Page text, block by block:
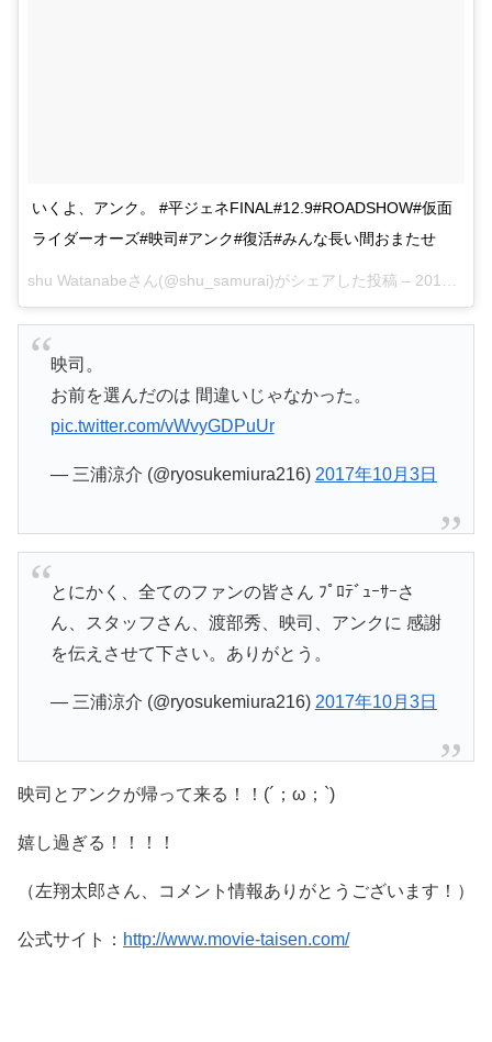
いくよ、アンク。 #平ジェネFINAL#12.9#ROADSHOW#仮面
ライダーオーズ#映司#アンク#復活#みんな長い間おまたせ
shu Watanabeさん(@shu_samurai)がシェアした投稿 – 2017 10月 3 4:00午前 PDT
映司。
お前を選んだのは 間違いじゃなかった。
pic.twitter.com/vWvyGDPuUr
— 三浦涼介 (@ryosukemiura216) 2017年10月3日
とにかく、全てのファンの皆さん ﾌﾟﾛﾃﾞｭｰｻｰさ
ん、スタッフさん、渡部秀、映司、アンクに 感謝
を伝えさせて下さい。ありがとう。
— 三浦涼介 (@ryosukemiura216) 2017年10月3日
映司とアンクが帰って来る！！(´；ω；`)
嬉し過ぎる！！！！
（左翔太郎さん、コメント情報ありがとうございます！）
公式サイト： http://www.movie-taisen.com/